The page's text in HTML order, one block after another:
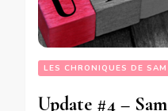
LES CHRONIQUES DE SAM
Update #4 – Sam